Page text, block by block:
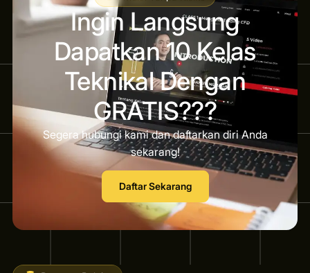
Ingin Langsung
Dapatkan 10 Kelas
Teknikal Dengan
GRATIS???
Segera hubungi kami dan daftarkan diri Anda
sekarang!
Daftar Sekarang